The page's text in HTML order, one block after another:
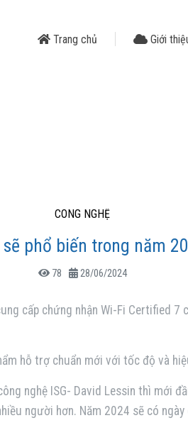
Trang chủ Giới
CÔNG NGHỆ
phổ biến trong năm
78 28/06/2024
cấp chứng nhận Wi-Fi Certified
hỗ trợ chuẩn mới với tốc độ và
nghệ ISG- David Lessin thì mới
người hơn. Năm 2024 sẽ có